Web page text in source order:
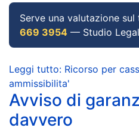
Serve una valutazione sul
669 3954 — Studio
Leggi tutto: Ricorso per
ammissibilita'
Avviso di
davvero